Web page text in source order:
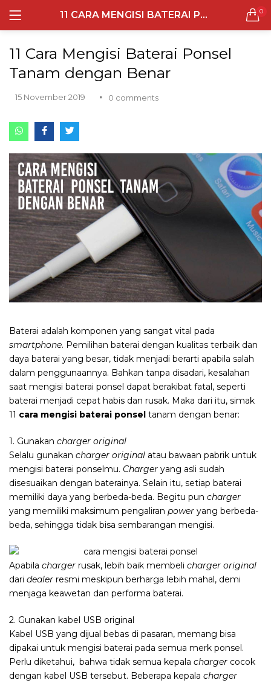
11 CARA MENGISI BATERAI PONSEL TANAM DENGAN BENAR 0
LOGIN REGISTER
Remember me
Lost password?
Semua Laptop
Laptop Sehari - Hari
132 items
12 items
Laptop Ultrabook
135 items
Laptop Gaming
160 items
Laptop Bisnis
48 items
11 Cara Mengisi Baterai Ponsel
Tanam dengan Benar
15 November 2019 0 comments
Baterai adalah komponen yang sangat vital pada
smartphone. Pemilihan baterai dengan kualitas terbaik dan
daya baterai yang besar, tidak menjadi berarti apabila salah
dalam penggunaannya. Bahkan tanpa disadari, kesalahan
saat mengisi baterai ponsel dapat berakibat fatal, seperti
baterai menjadi cepat habis dan rusak. Maka dari itu, simak
11 cara mengisi baterai ponsel tanam dengan benar:
1. Gunakan charger original
Selalu gunakan charger original atau bawaan pabrik untuk
mengisi baterai ponselmu. Charger yang asli sudah
disesuaikan dengan baterainya. Selain itu, setiap baterai
memiliki daya yang berbeda-beda. Begitu pun charger
yang memiliki maksimum pengaliran power yang berbeda-
beda, sehingga tidak bisa sembarangan mengisi.
Apabila charger rusak, lebih baik membeli charger original
dari dealer resmi meskipun berharga lebih mahal, demi
menjaga keawetan dan performa baterai.
2. Gunakan kabel USB original
Kabel USB yang dijual bebas di pasaran, memang bisa
dipakai untuk mengisi baterai pada semua merk ponsel.
Perlu diketahui, bahwa tidak semua kepala charger cocok
dengan kabel USB tersebut. Beberapa kepala charger